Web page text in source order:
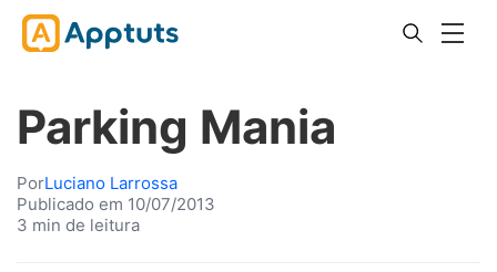
Parking Mania
PorLuciano Larrossa
Publicado em 10/07/2013
3 min de leitura